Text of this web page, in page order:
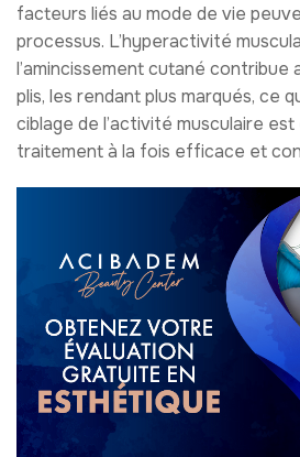
facteurs liés au mode de vie
processus. L’hyperactivité
l’amincissement cutané contribue
plis, les rendant plus marqués, ce
ciblage de l’activité musculaire
traitement à la fois efficace et